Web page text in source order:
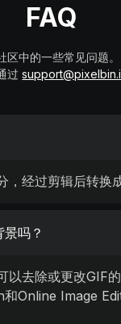
FAQ
区中的一些常见问题
过
，经过剪辑后转换
吗？
以去除或更改GIF
Online Image